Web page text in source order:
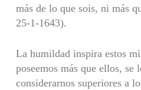
más de lo que sois, ni más
25-1-1643).
La humildad inspira estos
poseemos más que ellos, se
considerarnos superiores a